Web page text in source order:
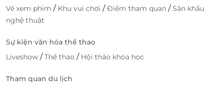
Vé xem phim / Khu vui chơi /Điểm tham quan /Sân khấu
nghệ thuật
Sự kiện văn hóa thể thao
Liveshow /Thể thao / Hội thảo khóa học
Tham quan du lịch